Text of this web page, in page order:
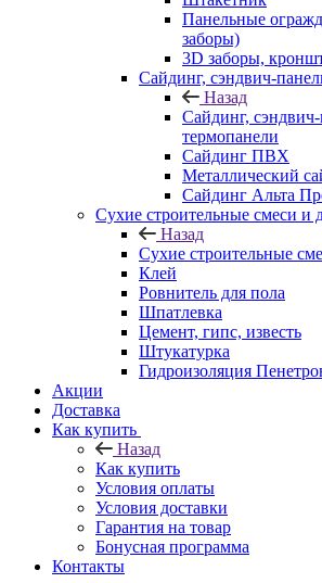
Панельные
заборы)
3D заборы,
Cайдинг, сэндвич-
Назад
Cайдинг,
термопанели
Сайдинг ПВХ
Металлический
Сайдинг Альта
Сухие строительные смеси и
Назад
Сухие строительные
Клей
Ровнитель для пола
Шпатлевка
Цемент, гипс, известь
Штукатурка
Гидроизоляция
Акции
Доставка
Как купить
Назад
Как купить
Условия оплаты
Условия доставки
Гарантия на товар
Бонусная программа
Контакты